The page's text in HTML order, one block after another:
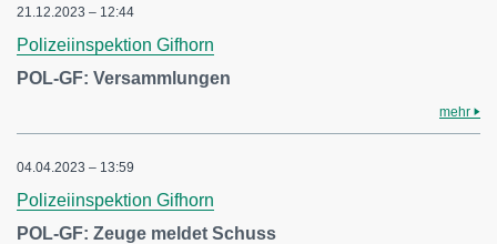
21.12.2023 – 12:44
Polizeiinspektion Gifhorn
POL-GF: Versammlungen
mehr
04.04.2023 – 13:59
Polizeiinspektion Gifhorn
POL-GF: Zeuge meldet Schuss